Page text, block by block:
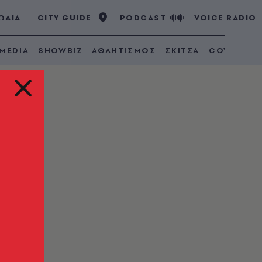
CITY GUIDE PODCAST VOICE RADIO
SHOWBIZ ΑΘΛΗΤΙΣΜΟΣ ΣΚΙΤΣΑ COVID 19